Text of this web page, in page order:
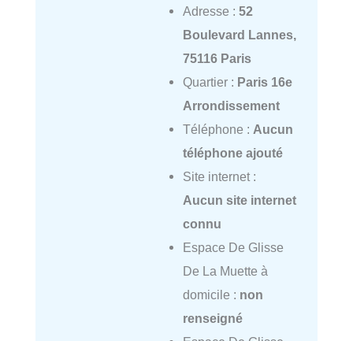
Adresse : 52
Boulevard Lannes,
75116 Paris
Quartier : Paris 16e
Arrondissement
Téléphone : Aucun
téléphone ajouté
Site internet :
Aucun site internet
connu
Espace De Glisse
De La Muette à
domicile : non
renseigné